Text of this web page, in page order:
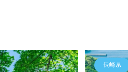
長崎県